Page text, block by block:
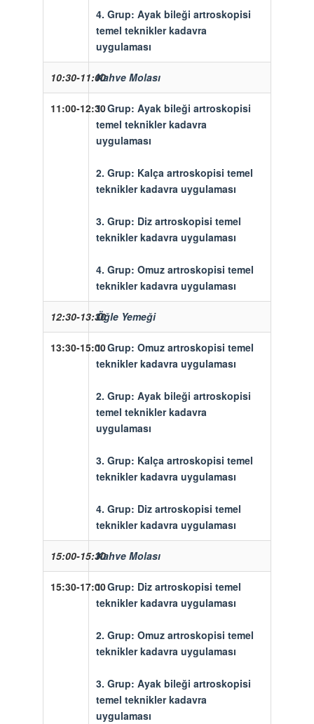
4. Grup: Ayak bileği artroskopisi
temel teknikler kadavra
uygulaması
10:30-11:00Kahve Molası
11:00-12:301. Grup: Ayak bileği artroskopisi
temel teknikler kadavra
uygulaması
2. Grup: Kalça artroskopisi temel
teknikler kadavra uygulaması
3. Grup: Diz artroskopisi temel
teknikler kadavra uygulaması
4. Grup: Omuz artroskopisi temel
teknikler kadavra uygulaması
12:30-13:30Öğle Yemeği
13:30-15:001. Grup: Omuz artroskopisi temel
teknikler kadavra uygulaması
2. Grup: Ayak bileği artroskopisi
temel teknikler kadavra
uygulaması
3. Grup: Kalça artroskopisi temel
teknikler kadavra uygulaması
4. Grup: Diz artroskopisi temel
teknikler kadavra uygulaması
15:00-15:30Kahve Molası
15:30-17:001. Grup: Diz artroskopisi temel
teknikler kadavra uygulaması
2. Grup: Omuz artroskopisi temel
teknikler kadavra uygulaması
3. Grup: Ayak bileği artroskopisi
temel teknikler kadavra
uygulaması